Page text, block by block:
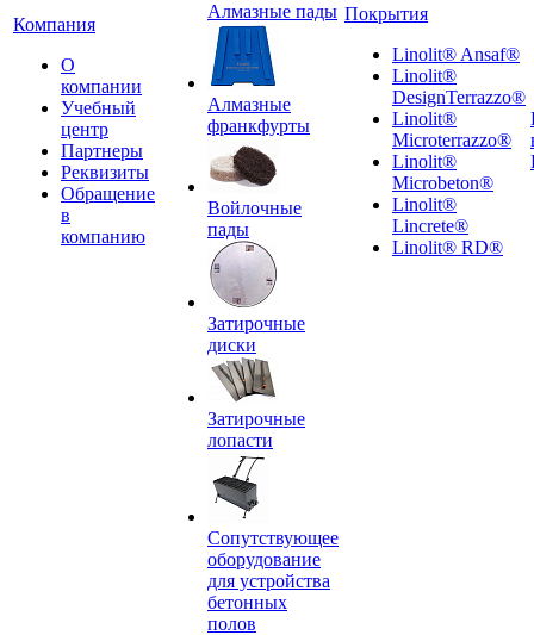
Компания
О
компании
Учебный
центр
Партнеры
Реквизиты
Обращение
в
компанию
Алмазные пады
Алмазные
франкфурты
Войлочные
пады
Затирочные
диски
Затирочные
лопасти
Сопутствующее
оборудование
для устройства
бетонных
полов
Покрытия
Linolit® Ansaf®
Linolit®
DesignTerrazzo®
Linolit®
Microterrazzo®
Linolit®
Microbeton®
Linolit®
Lincrete®
Linolit® RD®